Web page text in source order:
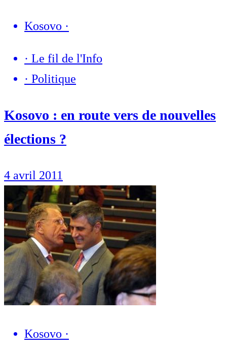
Kosovo ·
· Le fil de l'Info
· Politique
Kosovo : en route vers de nouvelles
élections ?
4 avril 2011
Kosovo ·